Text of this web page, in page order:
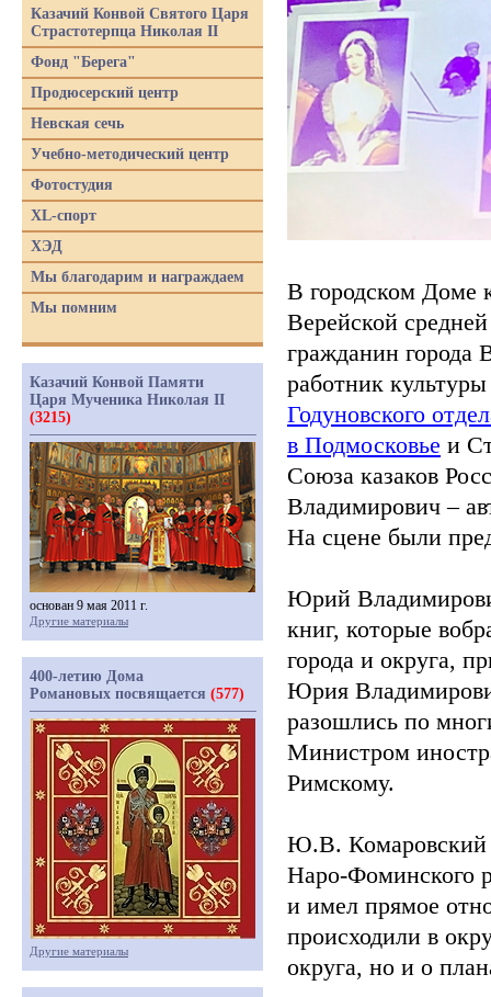
В городском Доме
Верейской
гражданин города
работник
Годуновского
в Подмосковье и
Союза казаков
Владимирович –
На сцене были
Юрий
книг, которые
города и округа,
Юрия
разошлись по
Министром
Римскому.
Ю.В. Комаровский
Наро-Фоминского
и имел прямое
происходили в
округа, но и о
Казачий Конвой Святого Царя
Страстотерпца Николая II
Фонд "Берега"
Продюсерский центр
Невская сечь
Учебно-методический центр
Фотостудия
XL-спорт
ХЭД
Мы благодарим и награждаем
Мы помним
Казачий Конвой Памяти
Царя Мученика Николая II
(3215)
основан 9 мая 2011 г.
Другие материалы
400-летию Дома
Романовых посвящается (577)
Другие материалы